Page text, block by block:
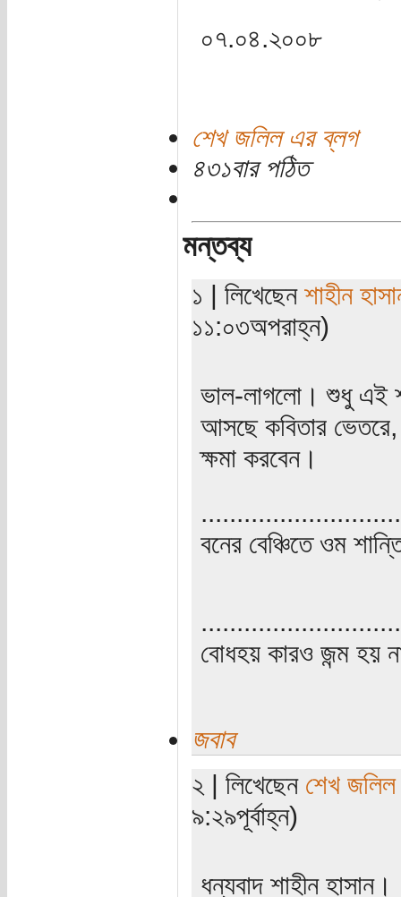
০৭.০৪.২০০৮
শেখ জলিল এর ব্লগ
৪৩১বার পঠিত
মন্তব্য
১ | লিখেছেন শাহীন
১১:০৩অপরাহ্ন)
ভাল-লাগলো। শুধু এই
আসছে কবিতার
ক্ষমা করবেন।
বনের বেঞ্চিতে ওম
বোধহয় কারও জন্ম হয়
জবাব
২ | লিখেছেন শেখ জলিল
৯:২৯পূর্বাহ্ন)
ধন্যবাদ শাহীন হাসান।